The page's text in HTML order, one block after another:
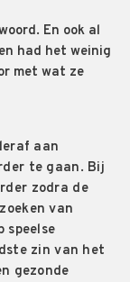
En ook al
had het weinig
met wat ze
aan
te gaan. Bij
zodra de
van
speelse
zin van het
gezonde